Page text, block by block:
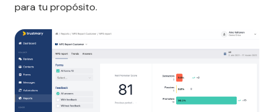
para tu propósito.